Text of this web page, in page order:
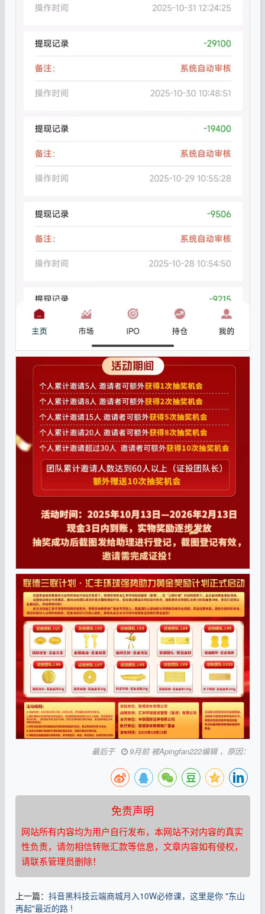
最后于 9月前 被Apingfan222编辑 ，原因：
免责声明
网站所有内容均为用户自行发布，本网站不对内容的真实
性负责，请勿相信转账汇款等信息，文章内容如有侵权，
请联系管理员删除！
上一篇： 抖音黑科技云端商城月入10W必修课，这里是你 "东山
再起"最近的路 !